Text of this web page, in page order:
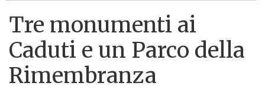
Tre monumenti ai
Caduti e un Parco della
Rimembranza